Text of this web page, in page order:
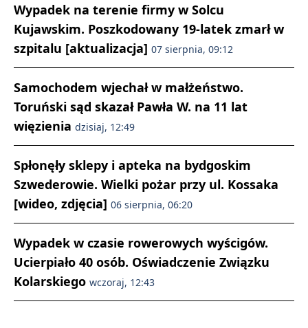
Wypadek na terenie firmy w Solcu
Kujawskim. Poszkodowany 19-latek zmarł w
szpitalu [aktualizacja] 07 sierpnia, 09:12
Samochodem wjechał w małżeństwo.
Toruński sąd skazał Pawła W. na 11 lat
więzienia dzisiaj, 12:49
Spłonęły sklepy i apteka na bydgoskim
Szwederowie. Wielki pożar przy ul. Kossaka
[wideo, zdjęcia] 06 sierpnia, 06:20
Wypadek w czasie rowerowych wyścigów.
Ucierpiało 40 osób. Oświadczenie Związku
Kolarskiego wczoraj, 12:43